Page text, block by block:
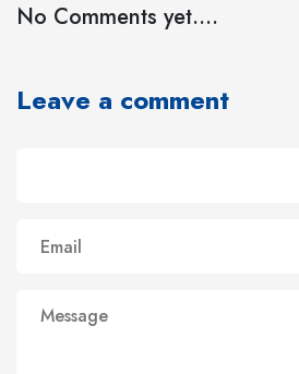
No Comments yet....
Leave a comment